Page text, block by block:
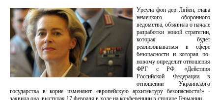
Урсула фон дер Ляйен, глава
немецкого оборонного
ведомства, объявила о начале
разработки новой стратегии,
которая будет
реализовываться в сфере
безопасности и которая по-
новому определит отношения
ФРГ с РФ. «Действия
Российской Федерации в
отношении Украинского
государства в корне изменяют европейскую архитектуру безопасности!» -
заявила она, выступая 17 февраля в ходе на конференции в столице Германии.